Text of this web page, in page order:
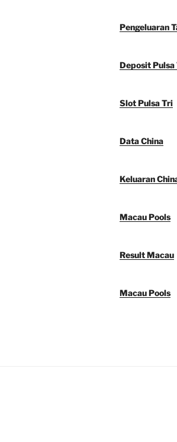
Pengeluaran
Deposit Pulsa
Slot Pulsa Tri
Data China
Keluaran
Macau Pools
Result Macau
Macau Pools